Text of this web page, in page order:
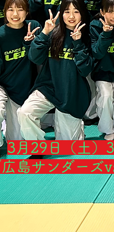
3月29日（土）
島サンダーズ